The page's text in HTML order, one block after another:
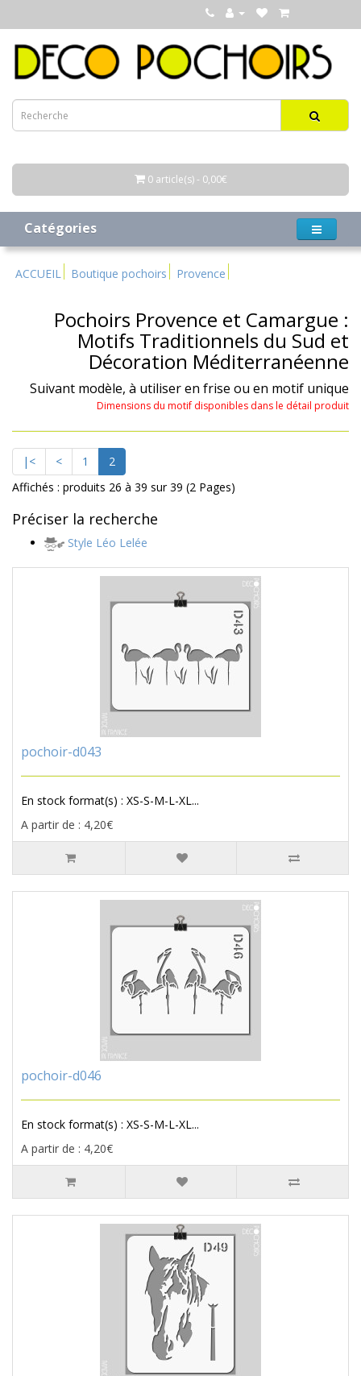
0 article(s) - 0,00€
Catégories
ACCUEIL Boutique pochoirs Provence
Pochoirs Provence et Camargue :
Motifs Traditionnels du Sud et
Décoration Méditerranéenne
Suivant modèle, à utiliser en frise ou en motif unique
Dimensions du motif disponibles dans le détail produit
|< < 1
2
Affichés : produits 26 à 39 sur 39 (2 Pages)
Préciser la recherche
Style Léo Lelée
pochoir-d043
En stock format(s) : XS-S-M-L-XL...
A partir de : 4,20€
pochoir-d046
En stock format(s) : XS-S-M-L-XL...
A partir de : 4,20€